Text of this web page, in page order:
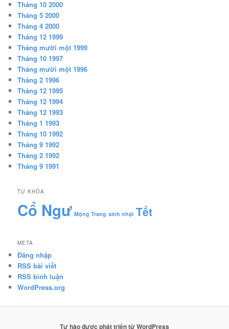
Tháng 10 2000
Tháng 5 2000
Tháng 4 2000
Tháng 12 1999
Tháng mười một 1999
Tháng 10 1997
Tháng mười một 1996
Tháng 2 1996
Tháng 12 1995
Tháng 12 1994
Tháng 12 1993
Tháng 1 1993
Tháng 10 1992
Tháng 9 1992
Tháng 2 1992
Tháng 9 1991
TỪ KHÓA
Cổ Ngư Mộng Trang sinh nhật Tết
META
Đăng nhập
RSS bài viết
RSS bình luận
WordPress.org
Tự hào được phát triển từ WordPress